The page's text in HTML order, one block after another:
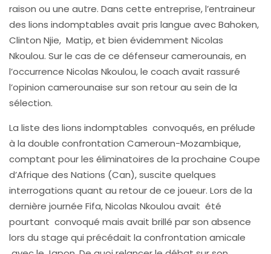
raison ou une autre. Dans cette entreprise, l’entraineur
des lions indomptables avait pris langue avec Bahoken,
Clinton Njie, Matip, et bien évidemment Nicolas
Nkoulou. Sur le cas de ce défenseur camerounais, en
l’occurrence Nicolas Nkoulou, le coach avait rassuré
l’opinion camerounaise sur son retour au sein de la
sélection.
La liste des lions indomptables convoqués, en prélude
à la double confrontation Cameroun-Mozambique,
comptant pour les éliminatoires de la prochaine Coupe
d’Afrique des Nations (Can), suscite quelques
interrogations quant au retour de ce joueur. Lors de la
dernière journée Fifa, Nicolas Nkoulou avait été
pourtant convoqué mais avait brillé par son absence
lors du stage qui précédait la confrontation amicale